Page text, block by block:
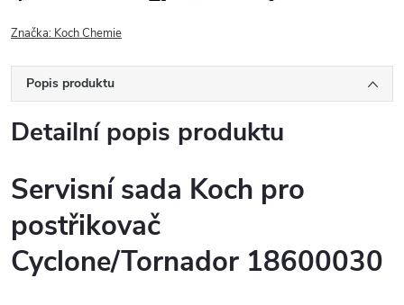
Značka: Koch Chemie
Popis produktu
Detailní popis produktu
Servisní sada Koch pro
postřikovač
Cyclone/Tornador 18600030